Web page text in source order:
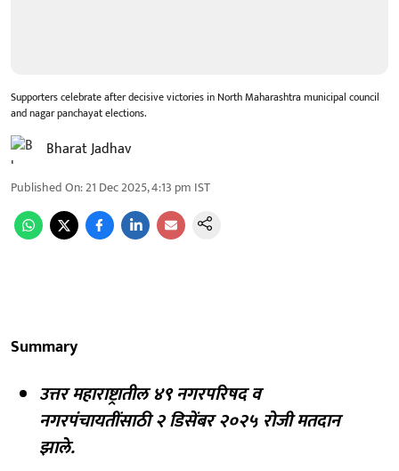
Supporters celebrate after decisive victories in North Maharashtra municipal council
and nagar panchayat elections.
Bharat Jadhav
Published On:21 Dec 2025, 4:13 pm IST
Summary
उत्तर महाराष्ट्रातील ४९ नगरपरिषद व
नगरपंचायतींसाठी २ डिसेंबर २०२५ रोजी मतदान
झाले.